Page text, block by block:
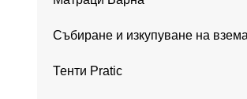
Събиране и изкупуване на
Тенти Pratic